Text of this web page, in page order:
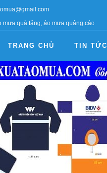
mưa quà tặng, áo mưa quảng cáo
TRANG CHỦ TIN TỨC